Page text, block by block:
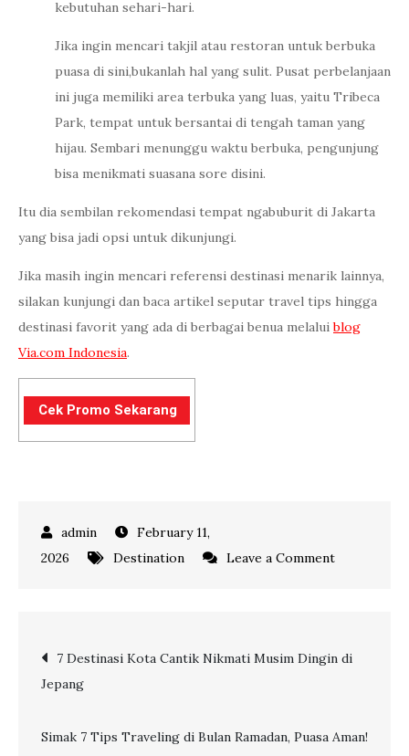
kebutuhan sehari-hari.
Jika ingin mencari takjil atau restoran untuk berbuka
puasa di sini,bukanlah hal yang sulit. Pusat perbelanjaan
ini juga memiliki area terbuka yang luas, yaitu Tribeca
Park, tempat untuk bersantai di tengah taman yang
hijau. Sembari menunggu waktu berbuka, pengunjung
bisa menikmati suasana sore disini.
Itu dia sembilan rekomendasi tempat ngabuburit di Jakarta
yang bisa jadi opsi untuk dikunjungi.
Jika masih ingin mencari referensi destinasi menarik lainnya,
silakan kunjungi dan baca artikel seputar travel tips hingga
destinasi favorit yang ada di berbagai benua melaluiblog
Via.com Indonesia.
Cek Promo Sekarang
February 11,
2026
Destination Leave a Commenton
Ngabuburit
Post
navigation
7 Destinasi Kota Cantik Nikmati Musim Dingin di
Jepang
Simak 7 Tips Traveling di Bulan Ramadan, Puasa Aman!